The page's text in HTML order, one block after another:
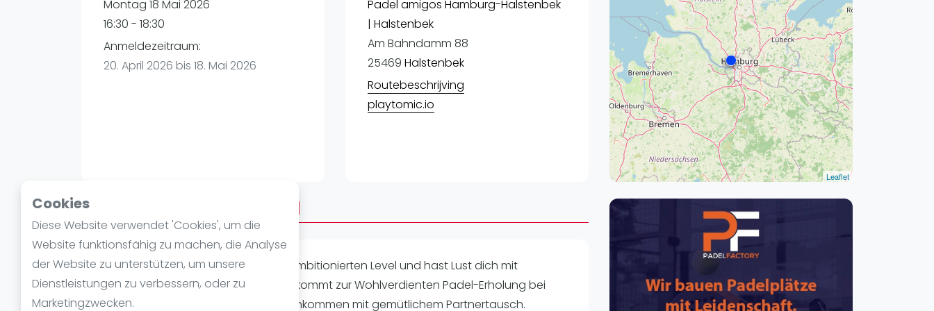
Cookies
Diese Website verwendet 'Cookies', um die
Website funktionsfähig zu machen, die Analyse
der Website zu unterstützen, um unsere
Dienstleistungen zu verbessern, oder zu
Marketingzwecken.
Verschiedenes
Dortmund
Essen
Montag 18 Mai 2026
16:30 - 18:30
Anmeldezeitraum:
20. April 2026 bis 18. Mai 2026
Padel amigos Hamburg-Halstenbek
| Halstenbek
Am Bahndamm 88
25469 Halstenbek
Routebeschrijving
playtomic.io
Leaflet
Über Afterwork Advanced
Du spielst Padel bereits auf einem ambitionierten Level und hast Lust dich mit
weiteren amigos zu messen? Dann kommt zur Wohlverdienten Padel-Erholung bei
unserem unkomplizierten Zusammenkommen mit gemütlichem Partnertausch.